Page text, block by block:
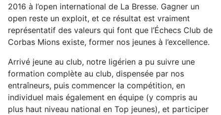
2016 à l’open international de La Bresse. Gagner un
open reste un exploit, et ce résultat est vraiment
représentatif des valeurs qui font que l’Échecs Club de
Corbas Mions existe, former nos jeunes à l’excellence.
Arrivé jeune au club, notre ligérien a pu suivre une
formation complète au club, dispensée par nos
entraîneurs, puis commencer la compétition, en
individuel mais également en équipe (y compris au
plus haut niveau national en Top jeunes), et participer